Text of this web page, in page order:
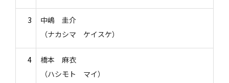
3
中嶋 圭介
（ナカシマ ケイスケ）
4
橋本 麻衣
（ハシモト マイ）